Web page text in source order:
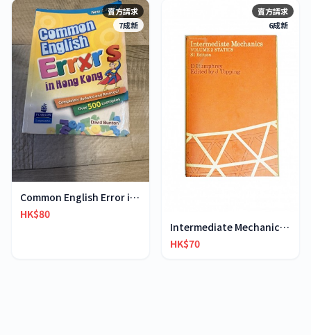
賣方請求
7成新
Common English Error in Hong Kong
HK$80
賣方請求
6成新
Intermediate Mechanics Volume 2 Statics SI Edition
HK$70